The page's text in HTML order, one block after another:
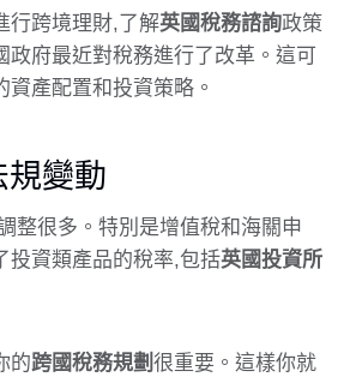
行跨境理財,了解英國稅務諮詢政策
政府最近對稅務進行了改革。這可
資產配置和投資策略。
規變動
整很多。特別是增值稅和海關申
投資類產品的稅率,包括英國投資所
的跨國稅務規劃 很重要。這樣你就